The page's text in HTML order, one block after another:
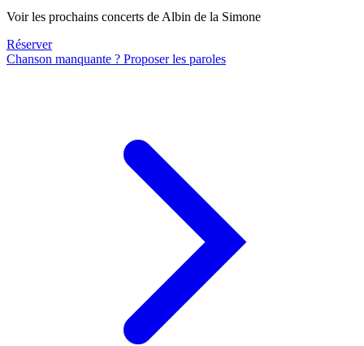
Voir les prochains concerts de Albin de la Simone
Réserver
Chanson manquante ? Proposer les paroles